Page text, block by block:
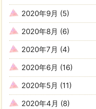
2020年9月 (5)
2020年8月 (6)
2020年7月 (4)
2020年6月 (16)
2020年5月 (11)
2020年4月 (8)